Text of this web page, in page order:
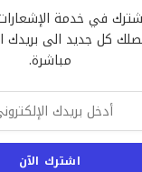
في خدمة الإشعارات
كل جديد الى بريدك
مباشرة.